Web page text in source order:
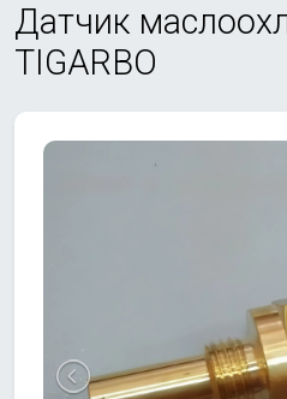
Датчик
TIGARBO